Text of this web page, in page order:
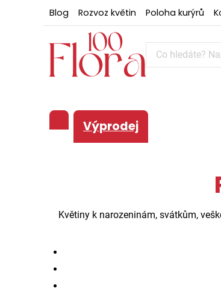
Blog Rozvoz květin Poloha kurýrů
Výprodej
Květiny k narozeninám, svátkům,